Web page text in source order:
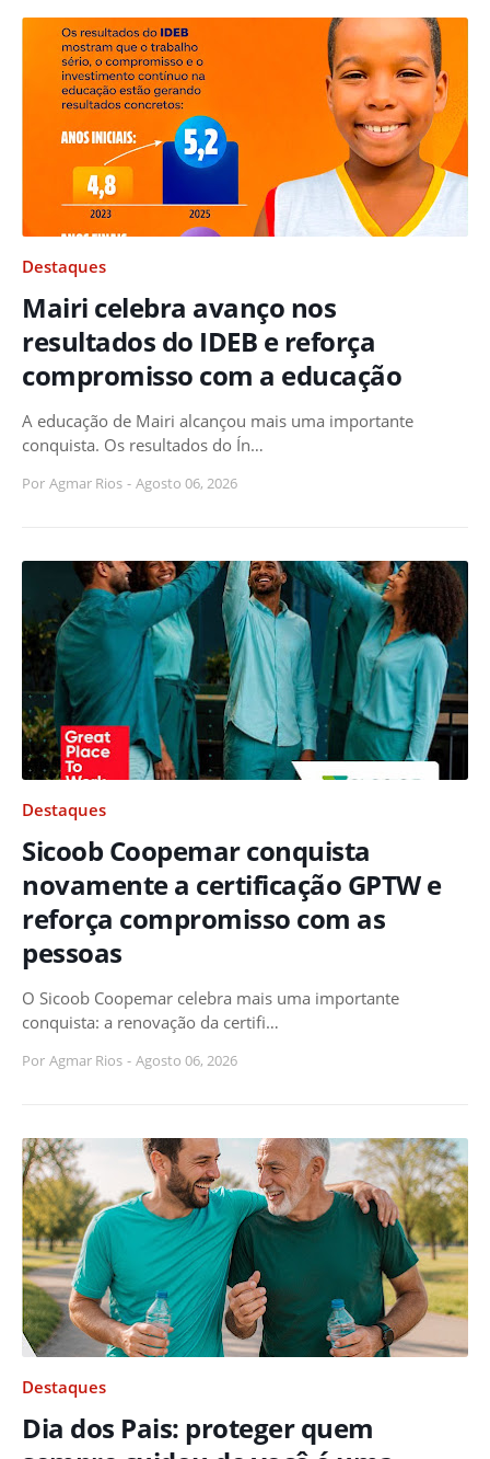
Destaques
Mairi celebra avanço nos
resultados do IDEB e reforça
compromisso com a educação
A educação de Mairi alcançou mais uma importante
conquista. Os resultados do Ín…
Por Agmar Rios - Agosto 06, 2026
Destaques
Sicoob Coopemar conquista
novamente a certificação GPTW e
reforça compromisso com as
pessoas
O Sicoob Coopemar celebra mais uma importante
conquista: a renovação da certifi…
Por Agmar Rios - Agosto 06, 2026
Destaques
Dia dos Pais: proteger quem